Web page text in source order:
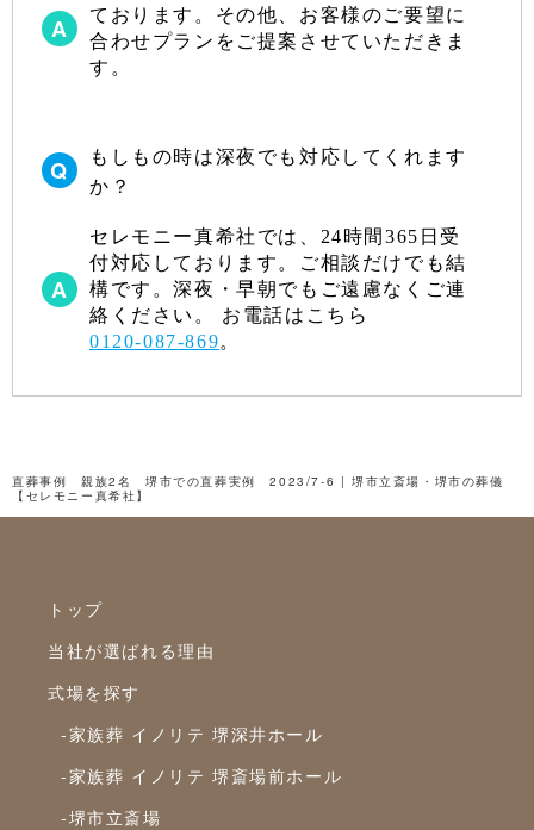
ております。その他、お客様のご要望に
合わせプランをご提案させていただきま
す。
もしもの時は深夜でも対応してくれます
か？
セレモニー真希社では、24時間365日受
付対応しております。ご相談だけでも結
構です。深夜・早朝でもご遠慮なくご連
絡ください。 お電話はこちら
0120-087-869。
直葬事例 親族2名 堺市での直葬実例 2023/7-6 | 堺市立斎場・堺市の葬儀
【セレモニー真希社】
トップ
当社が選ばれる理由
式場を探す
-家族葬 イノリテ 堺深井ホール
-家族葬 イノリテ 堺斎場前ホール
-堺市立斎場